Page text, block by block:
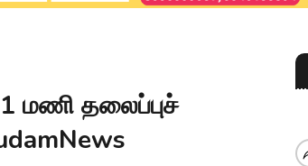
மணி தலைப்புச்